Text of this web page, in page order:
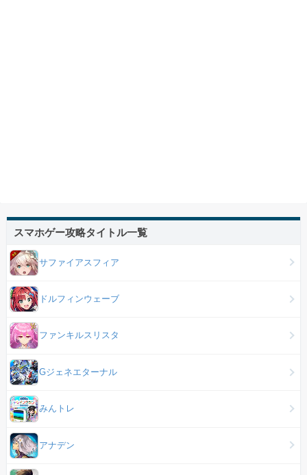
スマホゲー攻略タイトル一覧
サファイアスフィア
ドルフィンウェーブ
ファンキルスリスタ
Gジェネエターナル
みんトレ
アナデン